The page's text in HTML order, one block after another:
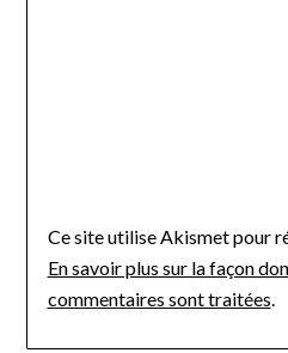
Ce site utilise Akismet pour
En savoir plus sur la façon
commentaires sont traitées